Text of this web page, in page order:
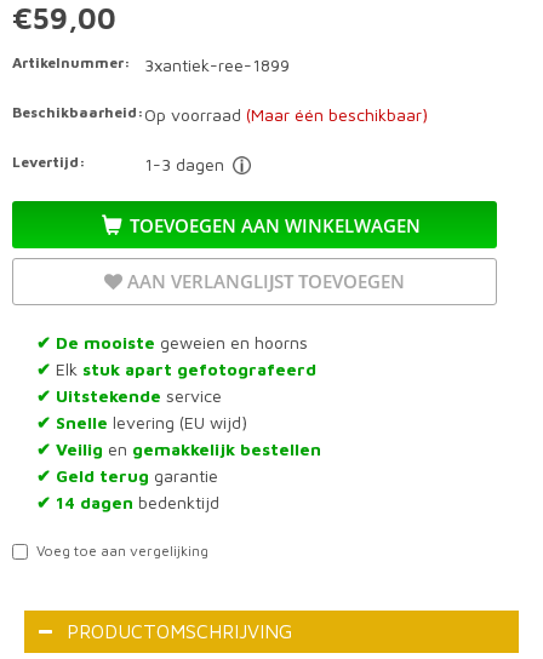
€59,00
Artikelnummer: 3xantiek-ree-1899
Beschikbaarheid: Op voorraad (Maar één beschikbaar)
Levertijd: 1-3 dagen
TOEVOEGEN AAN WINKELWAGEN
AAN VERLANGLIJST TOEVOEGEN
✔ De mooiste geweien en hoorns
✔ Elk stuk apart gefotografeerd
✔ Uitstekende service
✔ Snelle levering (EU wijd)
✔ Veilig en gemakkelijk bestellen
✔ Geld terug garantie
✔ 14 dagen bedenktijd
Voeg toe aan vergelijking
PRODUCTOMSCHRIJVING